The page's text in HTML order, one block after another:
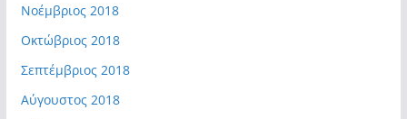
Νοέμβριος 2018
Οκτώβριος 2018
Σεπτέμβριος 2018
Αύγουστος 2018